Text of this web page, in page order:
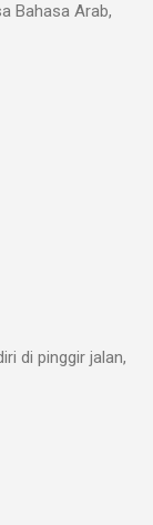
Bahasa Arab,
di pinggir jalan,